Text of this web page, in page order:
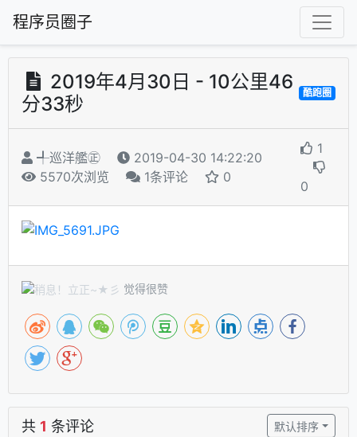
程序员圈子
2019年4月30日 - 10公里46
分33秒
酷跑圈
╃巡洋艦㊣
2019-04-30 14:22:20
5570次浏览
1条评论 0
1
0
觉得很赞
共 1 条评论 默认排序